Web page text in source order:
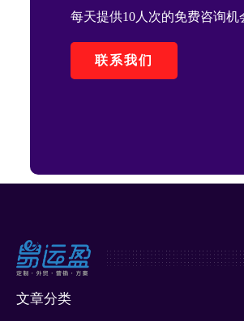
每天提供10人次的免费咨询机
联系我们
文章分类